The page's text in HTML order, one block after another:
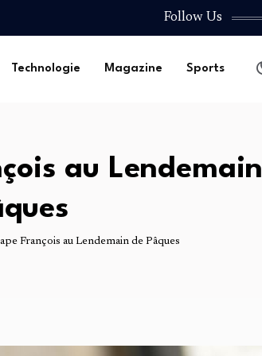
Follow Us
Technologie Magazine Sports
au Lendemain
François au Lendemain de Pâques